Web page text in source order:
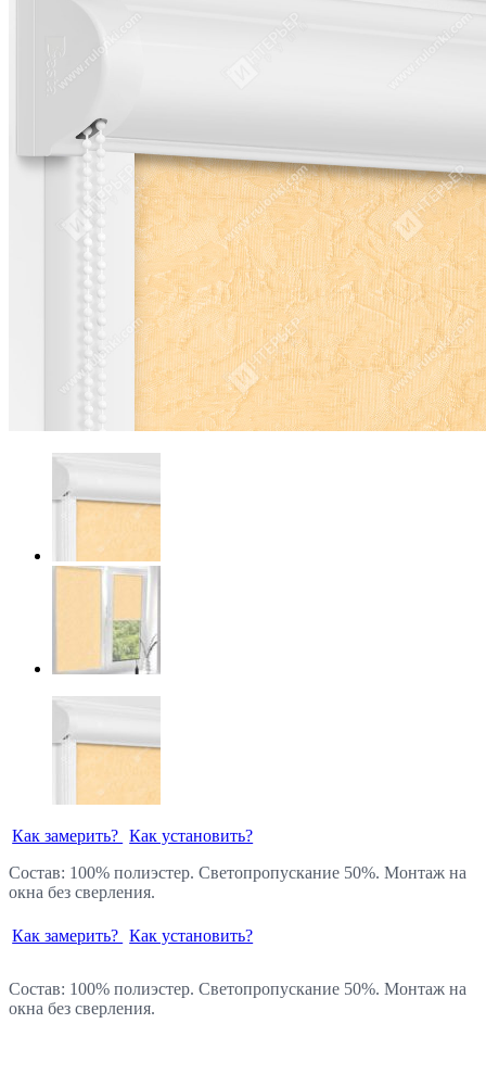
Как замерить? Как установить?
Состав: 100% полиэстер. Светопропускание 50%. Монтаж на
окна без сверления.
Как замерить? Как установить?
Состав: 100% полиэстер. Светопропускание 50%. Монтаж на
окна без сверления.